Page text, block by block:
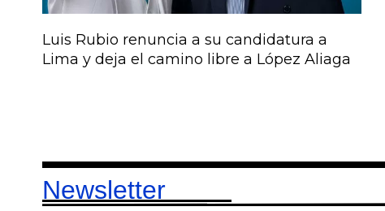
Luis Rubio renuncia a su candidatura a
Lima y deja el camino libre a López Aliaga
Newsletter